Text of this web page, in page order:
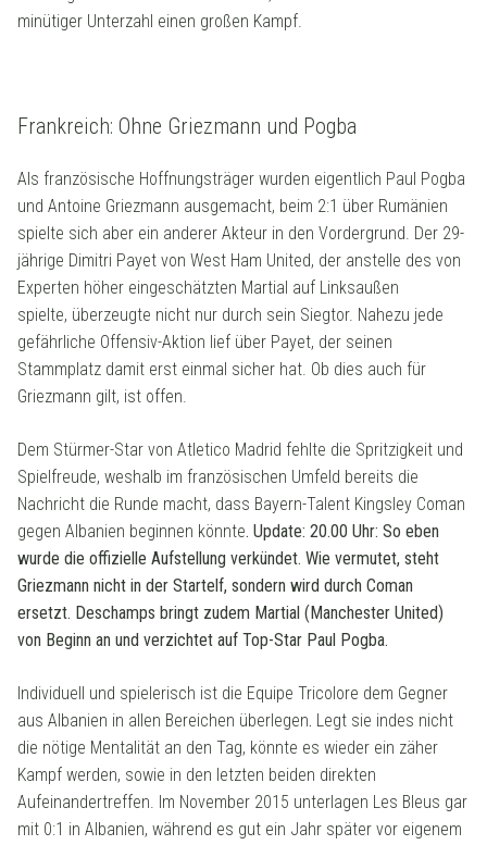
minütiger Unterzahl einen großen Kampf.
Frankreich: Ohne Griezmann und Pogba
Als französische Hoffnungsträger wurden eigentlich Paul Pogba
und Antoine Griezmann ausgemacht, beim 2:1 über Rumänien
spielte sich aber ein anderer Akteur in den Vordergrund. Der 29-
jährige Dimitri Payet von West Ham United, der anstelle des von
Experten höher eingeschätzten Martial auf Linksaußen
spielte, überzeugte nicht nur durch sein Siegtor. Nahezu jede
gefährliche Offensiv-Aktion lief über Payet, der seinen
Stammplatz damit erst einmal sicher hat. Ob dies auch für
Griezmann gilt, ist offen.
Dem Stürmer-Star von Atletico Madrid fehlte die Spritzigkeit und
Spielfreude, weshalb im französischen Umfeld bereits die
Nachricht die Runde macht, dass Bayern-Talent Kingsley Coman
gegen Albanien beginnen könnte. Update: 20.00 Uhr: So eben
wurde die offizielle Aufstellung verkündet. Wie vermutet, steht
Griezmann nicht in der Startelf, sondern wird durch Coman
ersetzt. Deschamps bringt zudem Martial (Manchester United)
von Beginn an und verzichtet auf Top-Star Paul Pogba.
Individuell und spielerisch ist die Equipe Tricolore dem Gegner
aus Albanien in allen Bereichen überlegen. Legt sie indes nicht
die nötige Mentalität an den Tag, könnte es wieder ein zäher
Kampf werden, sowie in den letzten beiden direkten
Aufeinandertreffen. Im November 2015 unterlagen Les Bleus gar
mit 0:1 in Albanien, während es gut ein Jahr später vor eigenem